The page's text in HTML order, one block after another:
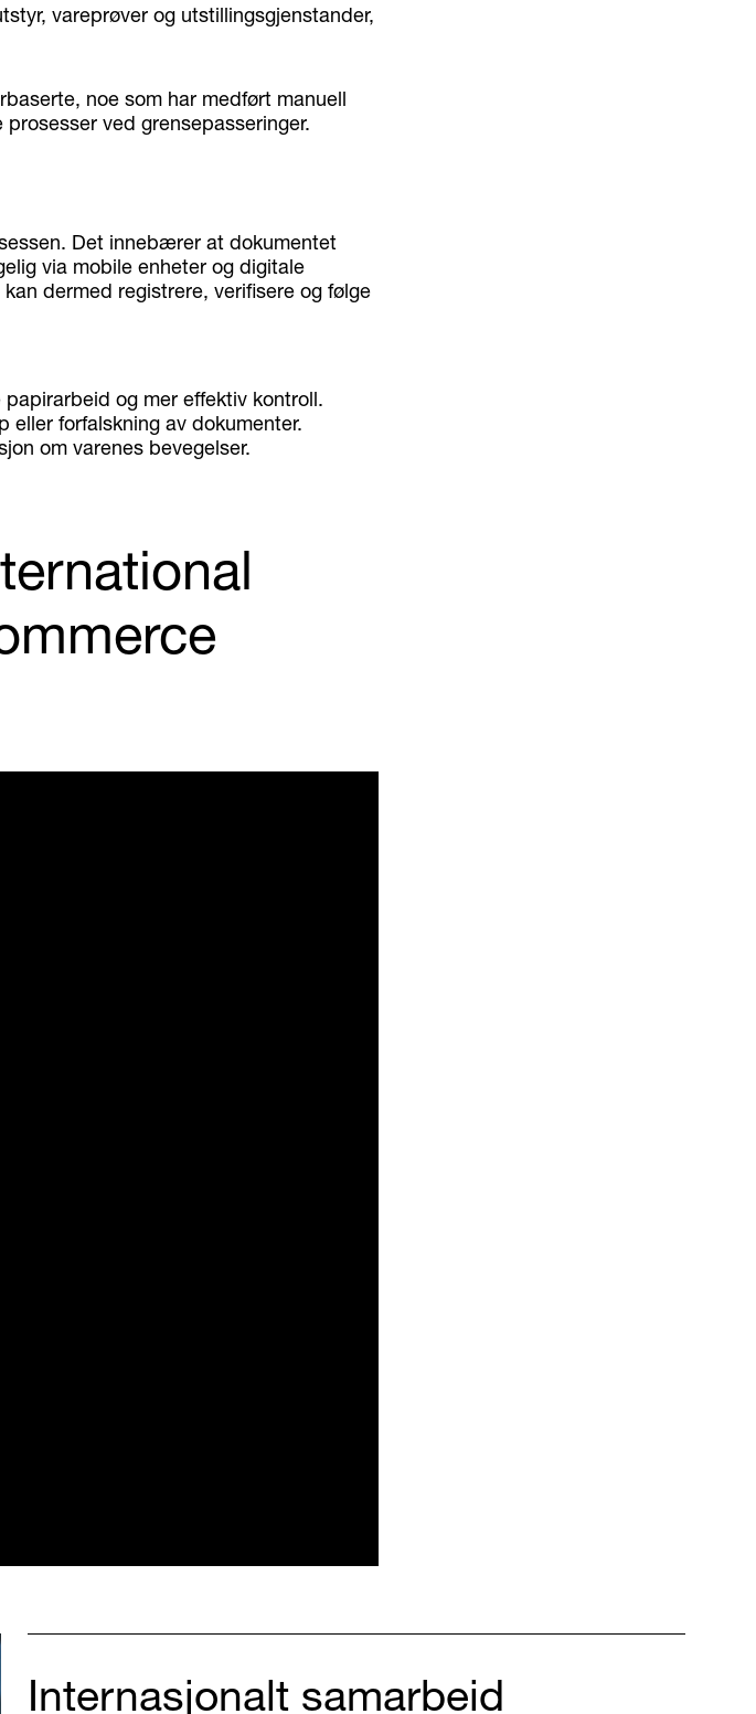
vareprøver og utstillingsgjenstander,
noe som har medført manuell
ved grensepasseringer.
Det innebærer at dokumentet
via mobile enheter og digitale
dermed registrere, verifisere og følge
og mer effektiv kontroll.
forfalskning av dokumenter.
om varenes bevegelser.
Internasjonalt samarbeid